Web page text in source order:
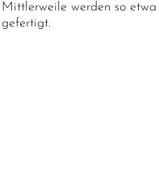
Mittlerweile werden so
gefertigt.